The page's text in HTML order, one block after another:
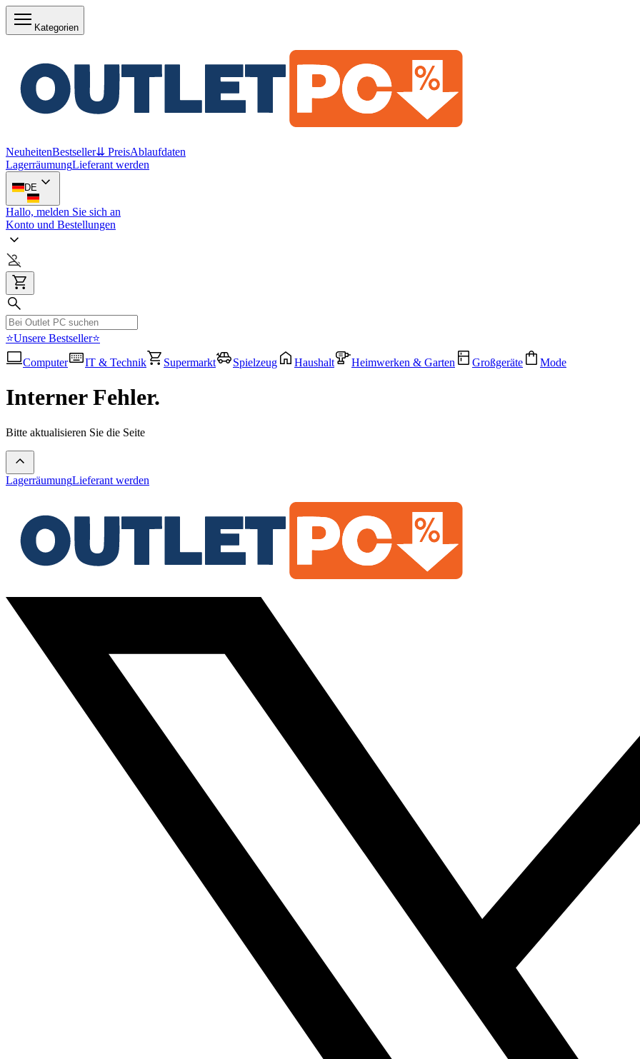
Kategorien
NeuheitenBestseller⇊ PreisAblaufdaten
LagerräumungLieferant werden
DE
Hallo, melden Sie sich an
Konto und Bestellungen
⭐Unsere Bestseller⭐
Computer
IT & Technik Supermarkt Spielzeug Haushalt Heimwerken & Garten Großgeräte Mode
Interner Fehler.
Bitte aktualisieren Sie die Seite
LagerräumungLieferant werden